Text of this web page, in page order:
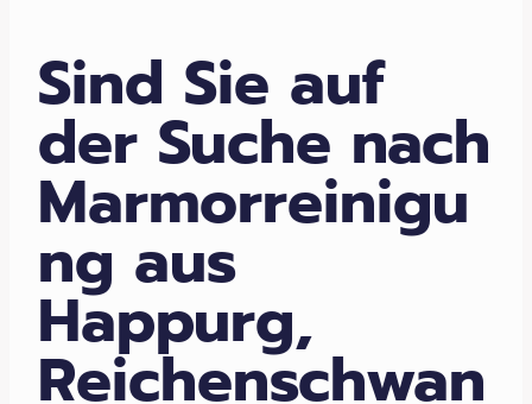
Sind Sie auf
der Suche nach
Marmorreinigu
ng aus
Happurg,
Reichenschwan